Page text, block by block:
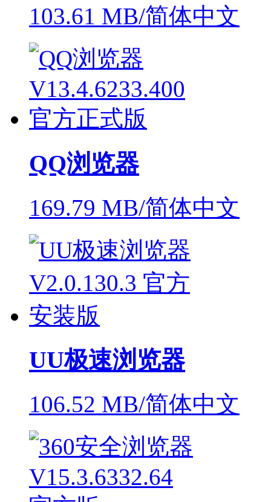
103.61 MB/简体中文
QQ浏览器
169.79 MB/简体中文
UU极速浏览器
106.52 MB/简体中文